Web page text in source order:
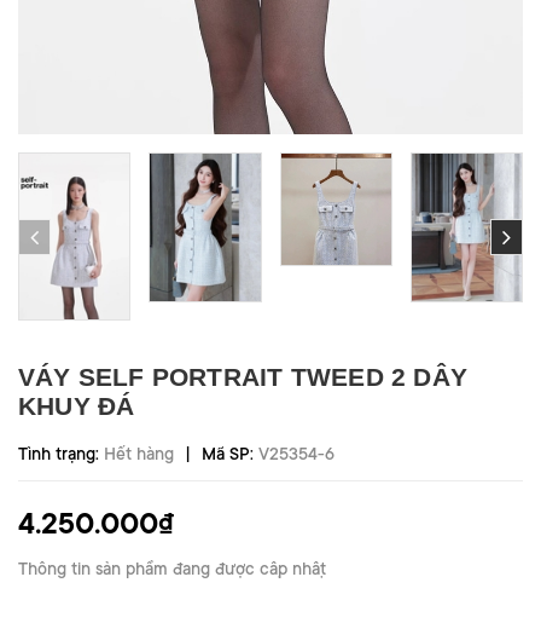
VÁY SELF PORTRAIT TWEED 2 DÂY
KHUY ĐÁ
Tình trạng: Hết hàng | Mã SP: V25354-6
4.250.000₫
Thông tin sản phẩm đang được cập nhật